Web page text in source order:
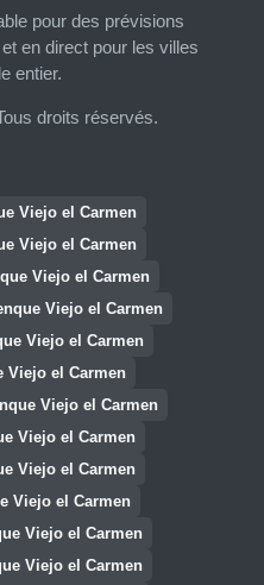
pour des prévisions
en direct pour les villes
entier.
droits réservés.
Viejo el Carmen
Viejo el Carmen
Viejo el Carmen
Viejo el Carmen
Viejo el Carmen
Viejo el Carmen
Viejo el Carmen
Viejo el Carmen
Viejo el Carmen
Viejo el Carmen
Viejo el Carmen
Viejo el Carmen